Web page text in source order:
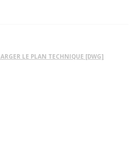
LE PLAN TECHNIQUE [DWG]